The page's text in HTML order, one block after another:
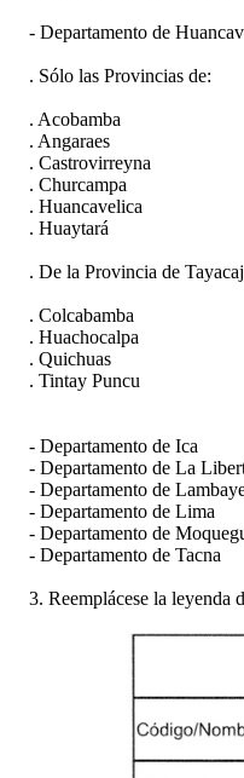
- Departamento de
. Sólo las Provincias de:
. Acobamba
. Angaraes
. Castrovirreyna
. Churcampa
. Huancavelica
. Huaytará
. De la Provincia de
. Colcabamba
. Huachocalpa
. Quichuas
. Tintay Puncu
- Departamento de Ica
- Departamento de La
- Departamento de
- Departamento de Lima
- Departamento de
- Departamento de Tacna
3. Reemplácese la leyenda